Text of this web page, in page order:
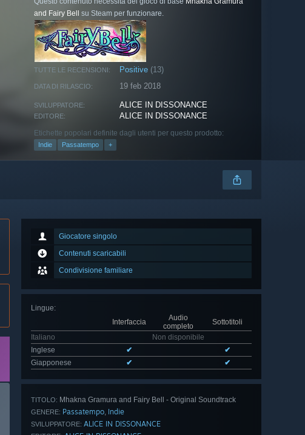
and Fairy Bell
su Steam per funzionare.
TUTTE LE RECENSIONI: Positive (13)
DATA DI RILASCIO: 19 feb 2018
SVILUPPATORE: ALICE IN DISSONANCE
EDITORE: ALICE IN DISSONANCE
Etichette popolari definite dagli utenti per questo prodotto:
Indie Passatempo +
Giocatore singolo
Contenuti scaricabili
Condivisione familiare
Lingue:
Interfaccia
Audio
completo
Sottotitoli
Italiano
Non disponibile
Inglese
✔
✔
Giapponese
✔ ✔
TITOLO: Mhakna Gramura and Fairy Bell - Original Soundtrack
GENERE: Passatempo, Indie
SVILUPPATORE: ALICE IN DISSONANCE